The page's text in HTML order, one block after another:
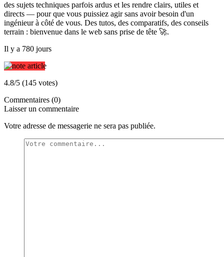
des sujets techniques parfois ardus et les rendre clairs, utiles et
directs — pour que vous puissiez agir sans avoir besoin d'un
ingénieur à côté de vous. Des tutos, des comparatifs, des conseils
terrain : bienvenue dans le web sans prise de tête 🚀.
Il y a 780 jours
4.8/5 (145 votes)
Commentaires (0)
Laisser un commentaire
Votre adresse de messagerie ne sera pas publiée.